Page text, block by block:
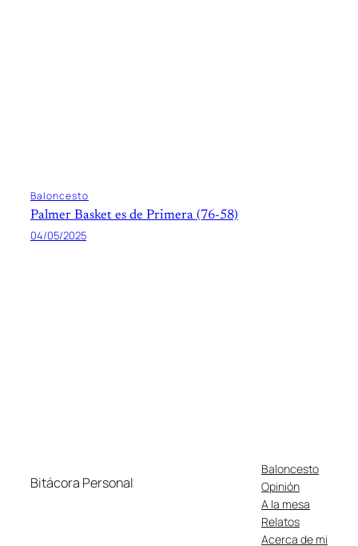
Baloncesto
Palmer Basket es de Primera (76-58)
04/05/2025
Bitácora Personal
Baloncesto
Opinión
A la mesa
Relatos
Acerca de mi